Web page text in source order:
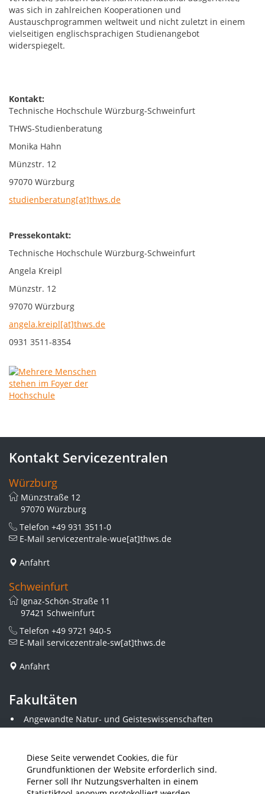
Diese Seite verwendet Cookies, die für
Grundfunktionen der Website erforderlich sind.
Ferner soll Ihr Nutzungsverhalten in einem
was sich in zahlreichen Kooperationen und
Austauschprogrammen weltweit und nicht zuletzt in einem
vielseitigen englischsprachigen Studienangebot
widerspiegelt.
Kontakt:
Technische Hochschule Würzburg-Schweinfurt
THWS-Studienberatung
Monika Hahn
Münzstr. 12
97070 Würzburg
studienberatung[at]thws.de
Pressekontakt:
Technische Hochschule Würzburg-Schweinfurt
Angela Kreipl
Münzstr. 12
97070 Würzburg
angela.kreipl[at]thws.de
0931 3511-8354
Kontakt Servicezentralen
Würzburg
Münzstraße 12
97070 Würzburg
Telefon +49 931 3511-0
E-Mail servicezentrale-wue[at]thws.de
Anfahrt
Schweinfurt
Ignaz-Schön-Straße 11
97421 Schweinfurt
Telefon +49 9721 940-5
E-Mail servicezentrale-sw[at]thws.de
Anfahrt
Fakultäten
Angewandte Natur- und Geisteswissenschaften
Angewandte Sozialwissenschaften
Elektrotechnik
Gestaltung
Informatik und Wirtschaftsinformatik
Kunststofftechnik und Vermessung